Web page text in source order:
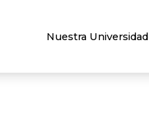
Nuestra Universidad